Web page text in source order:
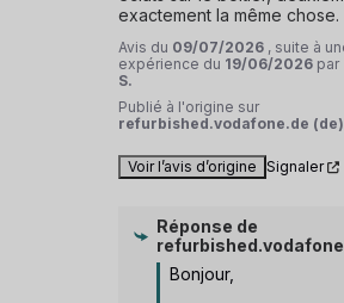
exactement la même chose.
Avis du 09/07/2026 , suite à
expérience du 19/06/2026 par
S.
Publié à l'origine sur
refurbished.vodafone.de (de)
Voir l’avis d’origine Signaler
Réponse de
Bonjour,